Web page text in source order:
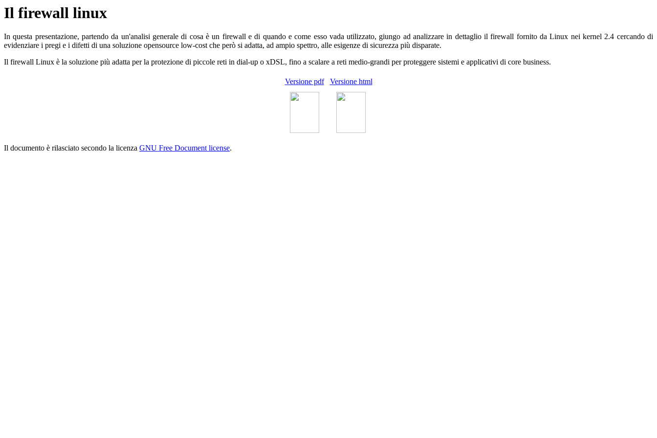
Il firewall linux
In questa presentazione, partendo da un'analisi generale di cosa è un firewall e di quando e come esso vada utilizzato, giungo ad analizzare in dettaglio il firewall fornito da Linux nei kernel 2.4 cercando di
evidenziare i pregi e i difetti di una soluzione opensource low-cost che però si adatta, ad ampio spettro, alle esigenze di sicurezza più disparate.
Il firewall Linux è la soluzione più adatta per la protezione di piccole reti in dial-up o xDSL, fino a scalare a reti medio-grandi per proteggere sistemi e applicativi di core business.
Versione pdf Versione html
Il documento è rilasciato secondo la licenza GNU Free Document license.